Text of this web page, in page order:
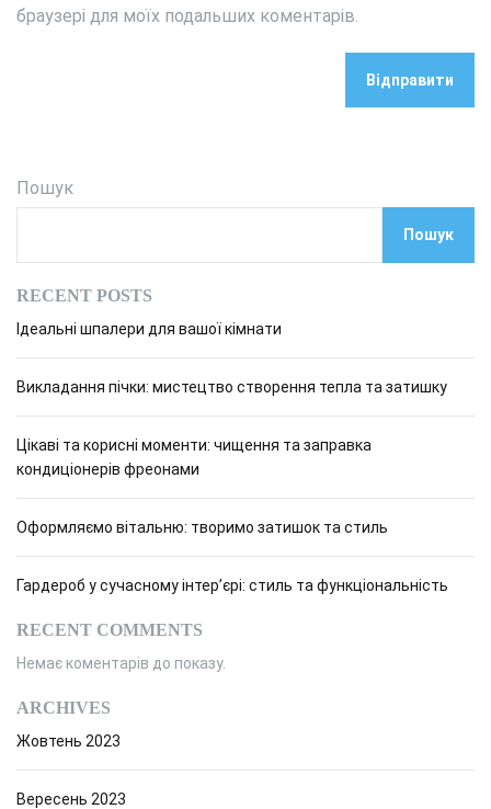
браузері для моїх подальших коментарів.
Пошук
Пошук
RECENT POSTS
Ідеальні шпалери для вашої кімнати
Викладання пічки: мистецтво створення тепла та затишку
Цікаві та корисні моменти: чищення та заправка
кондиціонерів фреонами
Оформляємо вітальню: творимо затишок та стиль
Гардероб у сучасному інтер’єрі: стиль та функціональність
RECENT COMMENTS
Немає коментарів до показу.
ARCHIVES
Жовтень 2023
Вересень 2023